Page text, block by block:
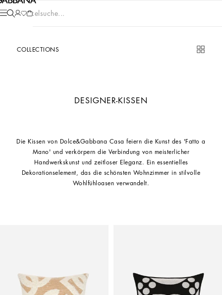
Artikelsuche...
COLLECTIONS
DESIGNER-KISSEN
Die Kissen von Dolce&Gabbana Casa feiern die Kunst des 'Fatto a
Mano' und verkörpern die Verbindung von meisterlicher
Handwerkskunst und zeitloser Eleganz. Ein essentielles
Dekorationselement, das die schönsten Wohnzimmer in stilvolle
Wohlfühloasen verwandelt.